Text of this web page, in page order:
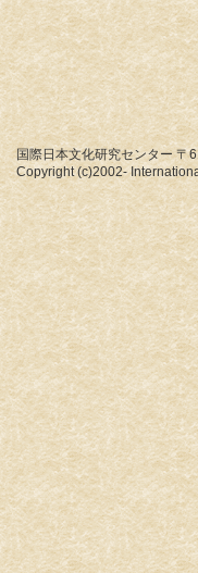
国際日本文化研究センター
Copyright (c)2002-